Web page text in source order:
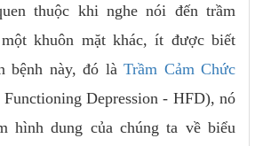
thuộc khi nghe nói đến trầm
khuôn mặt khác, ít được biết
bệnh này, đó là Trầm Cảm Chức
Depression - HFD), nó
hình dung của chúng ta về biểu